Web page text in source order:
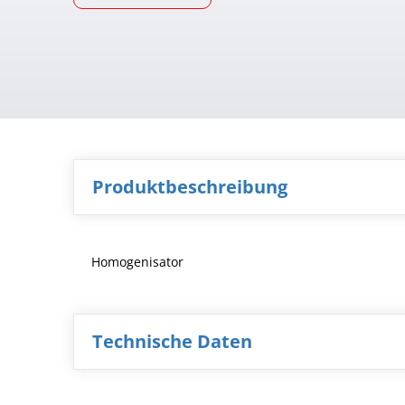
Produktbeschreibung
Homogenisator
Technische Daten